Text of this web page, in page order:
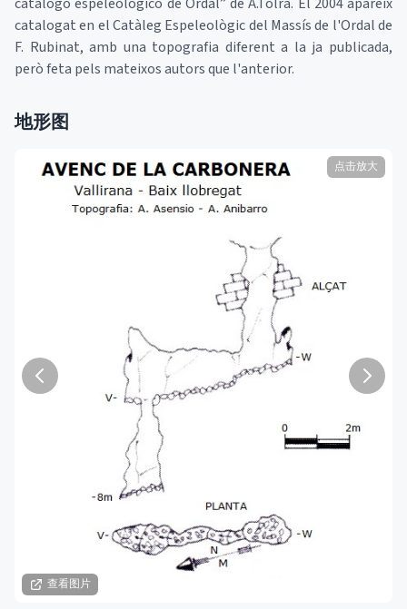
catalogat en el Catàleg Espeleològic del Massís de l'Ordal de
F. Rubinat, amb una topografia diferent a la ja publicada,
però feta pels mateixos autors que l'anterior.
地形图
查看图片
点击放大